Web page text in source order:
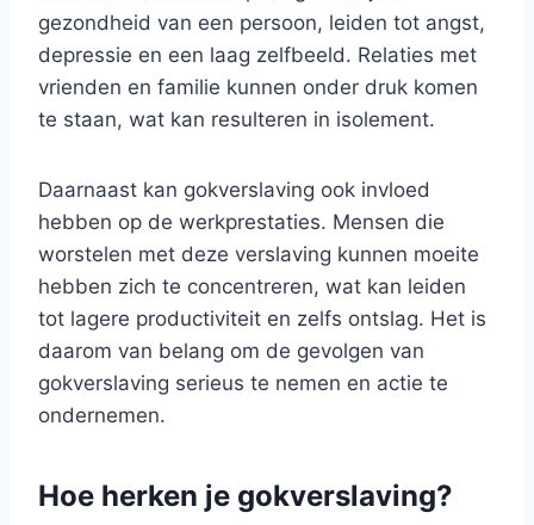
gezondheid van een persoon, leiden tot angst,
depressie en een laag zelfbeeld. Relaties met
vrienden en familie kunnen onder druk komen
te staan, wat kan resulteren in isolement.
Daarnaast kan gokverslaving ook invloed
hebben op de werkprestaties. Mensen die
worstelen met deze verslaving kunnen moeite
hebben zich te concentreren, wat kan leiden
tot lagere productiviteit en zelfs ontslag. Het is
daarom van belang om de gevolgen van
gokverslaving serieus te nemen en actie te
ondernemen.
Hoe herken je gokverslaving?